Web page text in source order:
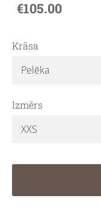
€105.00
Krāsa
Izmērs